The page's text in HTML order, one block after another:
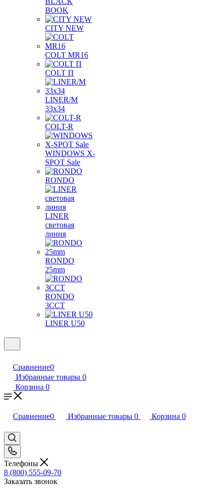
BOOK
CITY NEW
COLT MR16
COLT П
LINER/М
33х34
COLT-R
WINDOWS X-
SPOT Sale
RONDO
LINER
световая
линия
RONDO
25mm
RONDO
3CCT
LINER U50
Сравнение0
Избранные товары 0
Корзина 0
Сравнение0 Избранные товары 0 Корзина 0
Телефоны
8 (800) 555-09-70
Заказать звонок